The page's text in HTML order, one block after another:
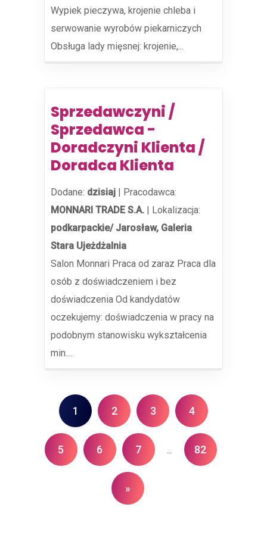
Wypiek pieczywa, krojenie chleba i
serwowanie wyrobów piekarniczych
Obsługa lady mięsnej: krojenie,...
Sprzedawczyni /
Sprzedawca -
Doradczyni Klienta /
Doradca Klienta
Dodane: dzisiaj | Pracodawca:
MONNARI TRADE S.A. | Lokalizacja:
podkarpackie/ Jarosław, Galeria
Stara Ujeżdżalnia
Salon Monnari Praca od zaraz Praca dla
osób z doświadczeniem i bez
doświadczenia Od kandydatów
oczekujemy: doświadczenia w pracy na
podobnym stanowisku wykształcenia
min....
1 2 3 4
5 6 7 ... 82
»